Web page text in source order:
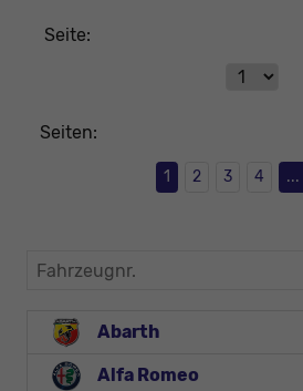
Seite:
Seiten:
1 2 3 4 ...
Fahrzeugnr.
Abarth
Alfa Romeo